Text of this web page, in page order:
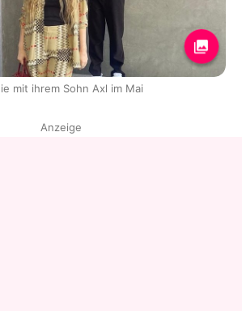
mit ihrem Sohn Axl im Mai
Anzeige